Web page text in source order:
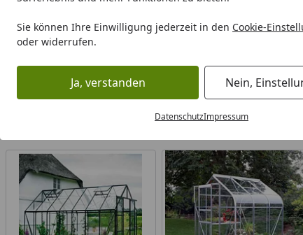
Sie können Ihre Einwilligung jederzeit in den Cookie-
oder widerrufen.
Ja, verstanden Nein,
DatenschutzImpressum
Startseite
Gewächshaus Berater
Wie soll das Gewächshaus genutzt
Von der geplanten Nutzung ist abhängig welche
Optimale Ergebnisse beim